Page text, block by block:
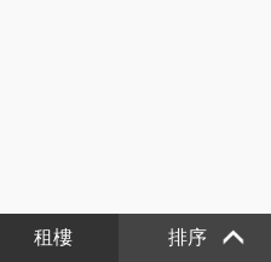
租樓 排序